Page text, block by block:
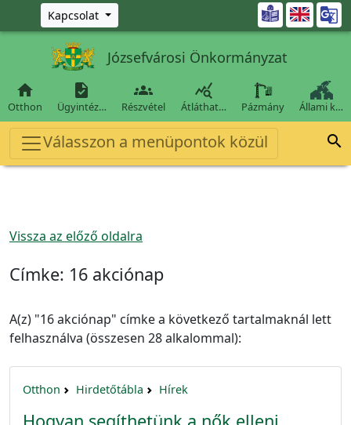
Ugrás a fő tartalomra
Kapcsolat 
Józsefvárosi Önkormányzat

Otthon

Ügyintéz…

Részvétel

Átláthat… Pázmány Állami k…
Válasszon a menüpontok közül 
Vissza az előző oldalra
Címke: 16 akciónap
A(z) "16 akciónap" címke a következő tartalmaknál lett
felhasználva (összesen 28 alkalommal):
Otthon Hirdetőtábla Hírek